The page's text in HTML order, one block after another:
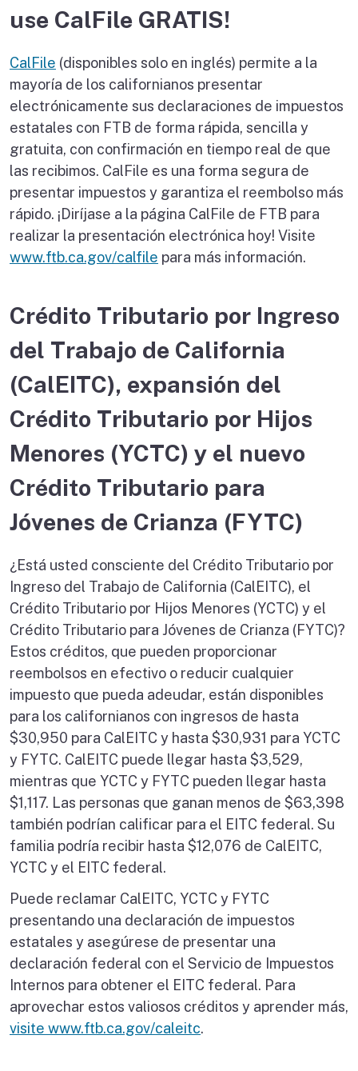
use CalFile GRATIS!
CalFile (disponibles solo en inglés) permite a la
mayoría de los californianos presentar
electrónicamente sus declaraciones de impuestos
estatales con FTB de forma rápida, sencilla y
gratuita, con confirmación en tiempo real de que
las recibimos. CalFile es una forma segura de
presentar impuestos y garantiza el reembolso más
rápido. ¡Diríjase a la página CalFile de FTB para
realizar la presentación electrónica hoy! Visite
www.ftb.ca.gov/calfile para más información.
Crédito Tributario por Ingreso
del Trabajo de California
(CalEITC), expansión del
Crédito Tributario por Hijos
Menores (YCTC) y el nuevo
Crédito Tributario para
Jóvenes de Crianza (FYTC)
¿Está usted consciente del Crédito Tributario por
Ingreso del Trabajo de California (CalEITC), el
Crédito Tributario por Hijos Menores (YCTC) y el
Crédito Tributario para Jóvenes de Crianza (FYTC)?
Estos créditos, que pueden proporcionar
reembolsos en efectivo o reducir cualquier
impuesto que pueda adeudar, están disponibles
para los californianos con ingresos de hasta
$30,950 para CalEITC y hasta $30,931 para YCTC
y FYTC. CalEITC puede llegar hasta $3,529,
mientras que YCTC y FYTC pueden llegar hasta
$1,117. Las personas que ganan menos de $63,398
también podrían calificar para el EITC federal. Su
familia podría recibir hasta $12,076 de CalEITC,
YCTC y el EITC federal.
Puede reclamar CalEITC, YCTC y FYTC
presentando una declaración de impuestos
estatales y asegúrese de presentar una
declaración federal con el Servicio de Impuestos
Internos para obtener el EITC federal. Para
aprovechar estos valiosos créditos y aprender más,
visite www.ftb.ca.gov/caleitc.